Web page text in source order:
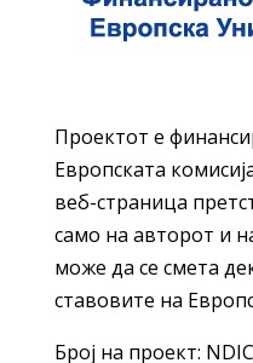
Проектот е
Европската
веб-страница
само на авторот и
може да се смета
ставовите на
Број на проект: